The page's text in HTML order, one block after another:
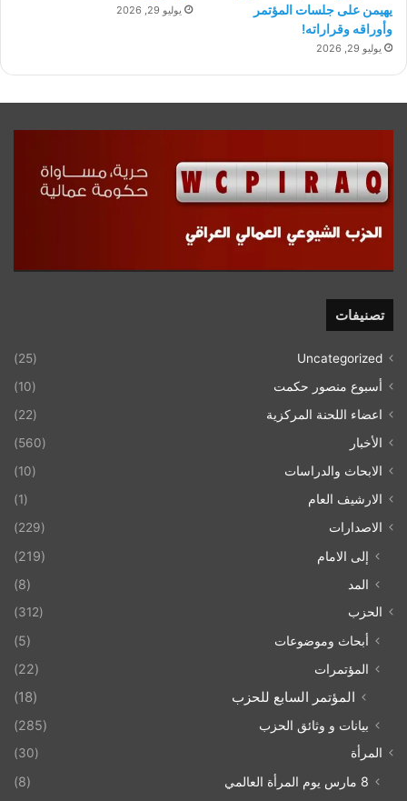
يهيمن على جلسات المؤتمر
وأوراقه وقراراته!
يوليو 29, 2026
يوليو 29, 2026
تصنيفات
Uncategorized
(25)
أسبوع منصور حكمت
(10)
اعضاء اللحنة المركزية
(22)
الأخبار
(560)
الابحاث والدراسات
(10)
الارشيف العام
(1)
الاصدارات
(229)
إلى الامام
(219)
المد
(8)
الحزب (312)
أبحاث وموضوعات
(5)
المؤتمرات
(22)
المؤتمر السابع للحزب (18)
بيانات و وثائق الحزب (285)
المرأة (30)
8 مارس يوم المرأة العالمي (8)